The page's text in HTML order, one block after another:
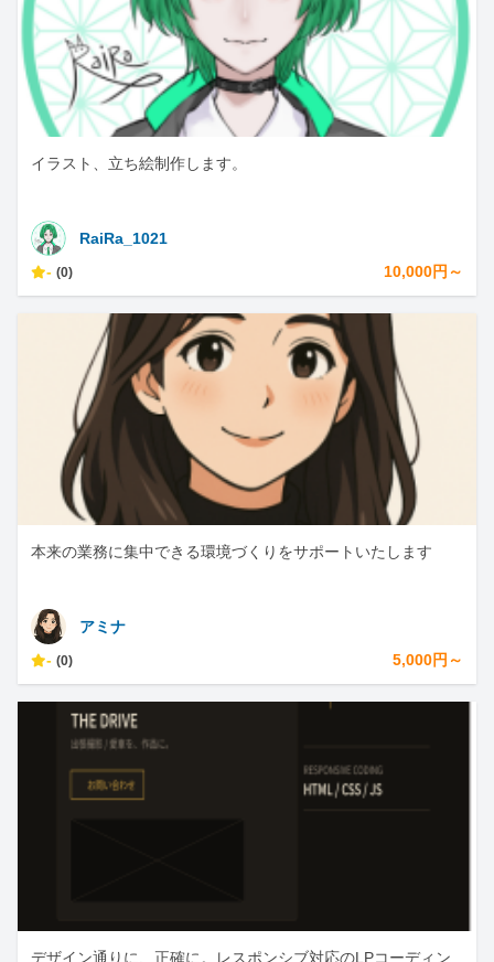
イラスト、立ち絵制作します。
RaiRa_1021
- (0) 10,000円～
本来の業務に集中できる環境づくりをサポートいたします
アミナ
- (0) 5,000円～
デザイン通りに、正確に。レスポンシブ対応のLPコーディン